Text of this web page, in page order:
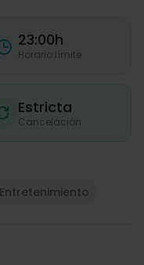
23:00h
Horario límite
Estricta
Cancelación